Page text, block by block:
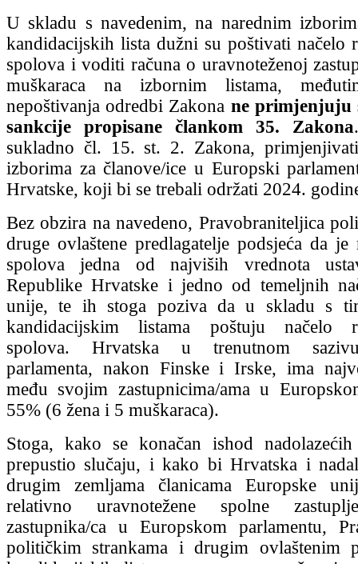
U skladu s navedenim, na narednim
kandidacijskih lista dužni su poštivati načelo
spolova i voditi računa o uravnoteženoj
muškaraca na izbornim listama,
nepoštivanja odredbi Zakona ne primjenjuju
sankcije propisane člankom 35. Zakona
sukladno čl. 15. st. 2. Zakona,
izborima za članove/ice u Europski
Hrvatske, koji bi se trebali održati 2024.
Bez obzira na navedeno, Pravobraniteljica
druge ovlaštene predlagatelje podsjeća da je
spolova jedna od najviših vrednota
Republike Hrvatske i jedno od temeljnih
unije, te ih stoga poziva da u skladu s
kandidacijskim listama poštuju načelo
spolova. Hrvatska u trenutnom
parlamenta, nakon Finske i Irske, ima
među svojim zastupnicima/ama u
55% (6 žena i 5 muškaraca).
Stoga, kako se konačan ishod
prepustio slučaju, i kako bi Hrvatska i
drugim zemljama članicama Europske
relativno uravnotežene spolne
zastupnika/ca u Europskom parlamentu,
političkim strankama i drugim ovlaštenim